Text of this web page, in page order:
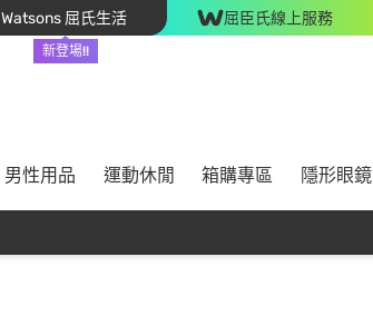
Watsons 屈氏生活
新登場!!
屈臣氏線上服務
男性用品 運動休閒 箱購專區 隱形眼鏡